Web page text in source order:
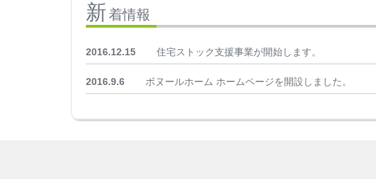
新着情報
2016.12.15 住宅ストック支援事業が開始します。
2016.9.6 ボヌールホーム ホームページを開設しました。